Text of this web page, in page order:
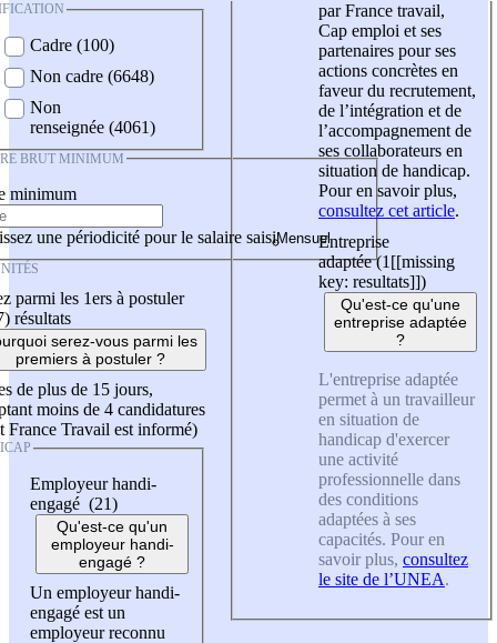
Cadre (100)
Non cadre (6648)
Non
renseignée (4061)
BRUT MINIMUM
minimum
une périodicité pour le salaire saisi
parmi les 1ers à postuler
résultats
serez-vous parmi les
premiers à postuler ?
de plus de 15 jours,
moins de 4 candidatures
France Travail est informé)
Employeur handi-
engagé (21)
Qu'est-ce qu'un
employeur handi-
engagé ?
Un employeur handi-
engagé est un
employeur reconnu
par France travail,
Cap emploi et ses
partenaires pour ses
actions concrètes en
faveur du recrutement,
de l’intégration et de
l’accompagnement de
ses collaborateurs en
situation de handicap.
Pour en savoir plus,
consultez cet article.
Entreprise
adaptée (1 [[missing
key: resultats]])
Qu'est-ce qu'une
entreprise adaptée
?
L'entreprise adaptée
permet à un travailleur
en situation de
handicap d'exercer
une activité
professionnelle dans
des conditions
adaptées à ses
capacités. Pour en
savoir plus, consultez
le site de l’UNEA.